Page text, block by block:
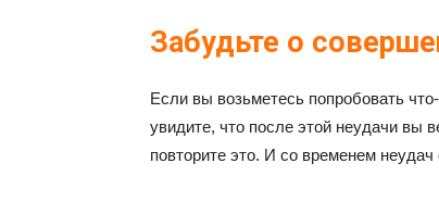
Забудьте о
Если вы возьметесь попробовать
увидите, что после этой неудачи вы
повторите это. И со временем